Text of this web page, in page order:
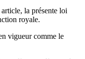
la présente loi
royale.
vigueur comme le